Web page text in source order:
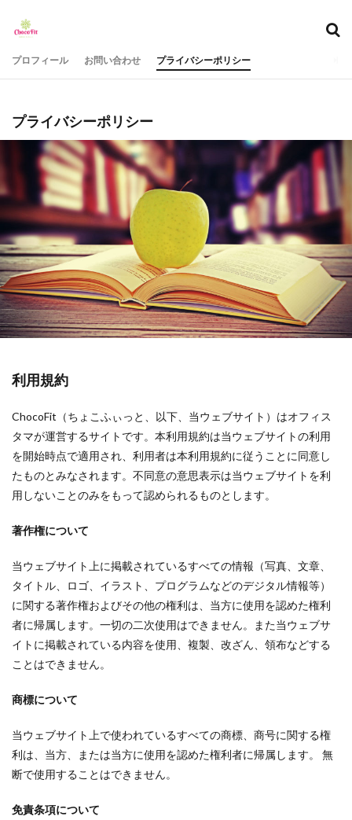
プロフィール お問い合わせ プライバシーポリシー
プライバシーポリシー
利用規約
ChocoFit（ちょこふぃっと、以下、当ウェブサイト）はオフィス
タマが運営するサイトです。本利用規約は当ウェブサイトの利用
を開始時点で適用され、利用者は本利用規約に従うことに同意し
たものとみなされます。不同意の意思表示は当ウェブサイトを利
用しないことのみをもって認められるものとします。
著作権について
当ウェブサイト上に掲載されているすべての情報（写真、文章、
タイトル、ロゴ、イラスト、プログラムなどのデジタル情報等）
に関する著作権およびその他の権利は、当方に使用を認めた権利
者に帰属します。一切の二次使用はできません。また当ウェブサ
イトに掲載されている内容を使用、複製、改ざん、領布などする
ことはできません。
商標について
当ウェブサイト上で使われているすべての商標、商号に関する権
利は、当方、または当方に使用を認めた権利者に帰属します。 無
断で使用することはできません。
免責条項について
50代女性
50代女性のエクササイズ
ミニマリスト
人生
筋力アップ
＃40代エクササイズ
＃50代エクササイズ